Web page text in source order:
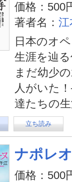
価格：500
著者名： 江
日本のオ
生涯を辿
まだ幼少
人がいた
達たちの
立ち読み
ナポレ
価格：500